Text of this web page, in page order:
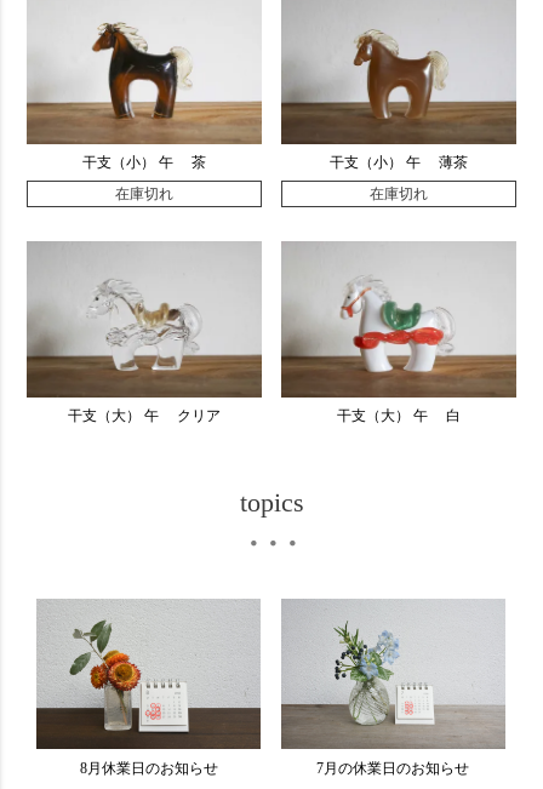
干支（小） 午 茶
在庫切れ
干支（小） 午 薄茶
在庫切れ
干支（大） 午 クリア 干支（大） 午 白
topics
・・・